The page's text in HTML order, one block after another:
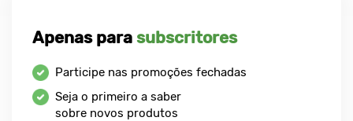
Apenas para subscritores
Participe nas promoções fechadas
Seja o primeiro a saber
sobre novos produtos